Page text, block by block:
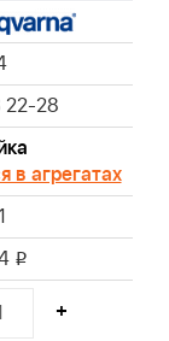
22-28
в агрегатах
i
+